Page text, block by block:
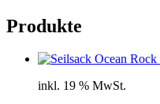
Produkte
inkl. 19 % MwSt.